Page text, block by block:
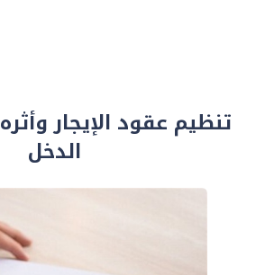
تنظيم عقود الإيجار
الدخل